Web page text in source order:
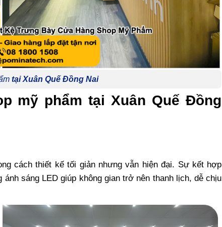
tại Xuân Quế Đồng Nai
mỹ phẩm tại Xuân Quế Đồng
cách thiết kế tối giản nhưng vẫn hiện đại. Sự kết hợp
sáng LED giúp không gian trở nên thanh lịch, dễ chịu